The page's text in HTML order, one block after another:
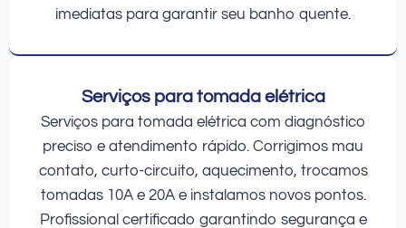
imediatas para garantir seu banho quente.
Serviços para tomada elétrica
Serviços para tomada elétrica com diagnóstico
preciso e atendimento rápido. Corrigimos mau
contato, curto-circuito, aquecimento, trocamos
tomadas 10A e 20A e instalamos novos pontos.
Profissional certificado garantindo segurança e